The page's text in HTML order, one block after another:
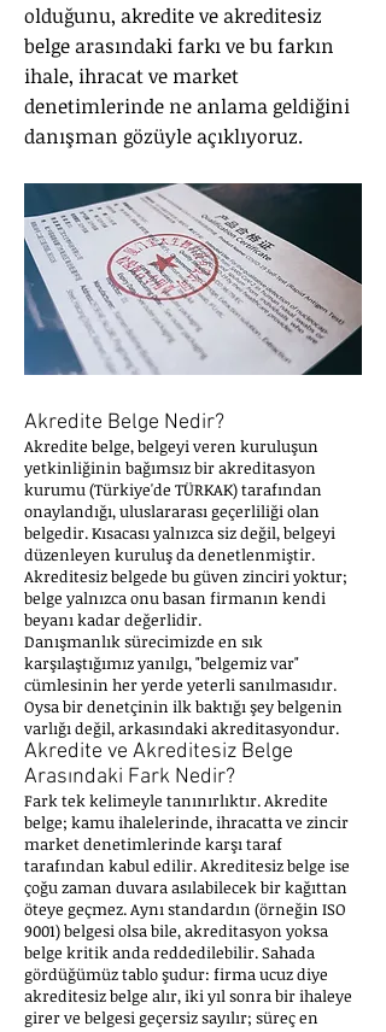
olduğunu, akredite ve akreditesiz
belge arasındaki farkı ve bu farkın
ihale, ihracat ve market
denetimlerinde ne anlama geldiğini
danışman gözüyle açıklıyoruz.
Akredite Belge Nedir?
Akredite belge, belgeyi veren kuruluşun
yetkinliğinin bağımsız bir akreditasyon
kurumu (Türkiye'de TÜRKAK) tarafından
onaylandığı, uluslararası geçerliliği olan
belgedir. Kısacası yalnızca siz değil, belgeyi
düzenleyen kuruluş da denetlenmiştir.
Akreditesiz belgede bu güven zinciri yoktur;
belge yalnızca onu basan firmanın kendi
beyanı kadar değerlidir.
Danışmanlık sürecimizde en sık
karşılaştığımız yanılgı, "belgemiz var"
cümlesinin her yerde yeterli sanılmasıdır.
Oysa bir denetçinin ilk baktığı şey belgenin
varlığı değil, arkasındaki akreditasyondur.
Akredite ve Akreditesiz Belge
Arasındaki Fark Nedir?
Fark tek kelimeyle tanınırlıktır. Akredite
belge; kamu ihalelerinde, ihracatta ve zincir
market denetimlerinde karşı taraf
tarafından kabul edilir. Akreditesiz belge ise
çoğu zaman duvara asılabilecek bir kağıttan
öteye geçmez. Aynı standardın (örneğin ISO
9001) belgesi olsa bile, akreditasyon yoksa
belge kritik anda reddedilebilir. Sahada
gördüğümüz tablo şudur: firma ucuz diye
akreditesiz belge alır, iki yıl sonra bir ihaleye
girer ve belgesi geçersiz sayılır; süreç en